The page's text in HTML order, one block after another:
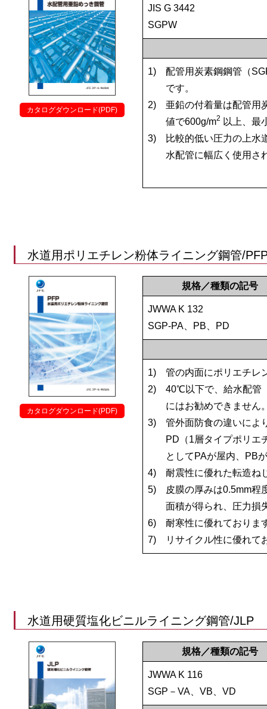
カタログダウンロード(PDF)
JIS G 3442
SGPW
1)
配管用炭素鋼鋼管（
です。
2)
亜鉛の付着量は配管用
値で600g/m2 以上、最
3)
比較的低い圧力の上水
水配管に幅広く使用さ
水道用ポリエチレン粉体ライニング鋼管/
カタログダウンロード(PDF)
規格／種類の記号
JWWA K 132
SGP-PA、PB、PD
1)
管の内面にポリエチレ
2)
40℃以下で、給水配管
にはお勧めできません
3)
管外面防食の違いによ
PD（1層タイプポリエ
としてPAが屋内、PB
4)
耐震性に優れた転造ね
5)
皮膜の厚みは0.5mm程
面積が得られ、圧力損
6)
耐寒性に優れておりま
7)
リサイクル性に優れて
水道用硬質塩化ビニルライニング鋼管/JLP
規格／種類の記号
JWWA K 116
SGP－VA、VB、VD